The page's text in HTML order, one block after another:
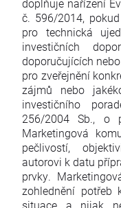
doplňuje nařízení
č. 596/2014,
pro technická
investičních
doporučujících
pro zveřejnění
zájmů nebo
investičního
256/2004 Sb., o
Marketingová
pečlivostí,
autorovi k datu
prvky.
zohlednění potřeb
situace a nijak